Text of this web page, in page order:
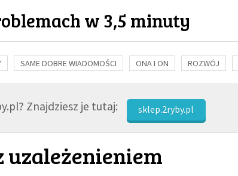
w 3,5 minuty
SAME DOBRE WIADOMOŚCI ONA I ON ROZWÓJ
NAUKA BIBLIA KOBIETA MĘŻCZYZNA RELIGIE
Znajdziesz je tutaj: sklep.2ryby.pl
uzależenieniem